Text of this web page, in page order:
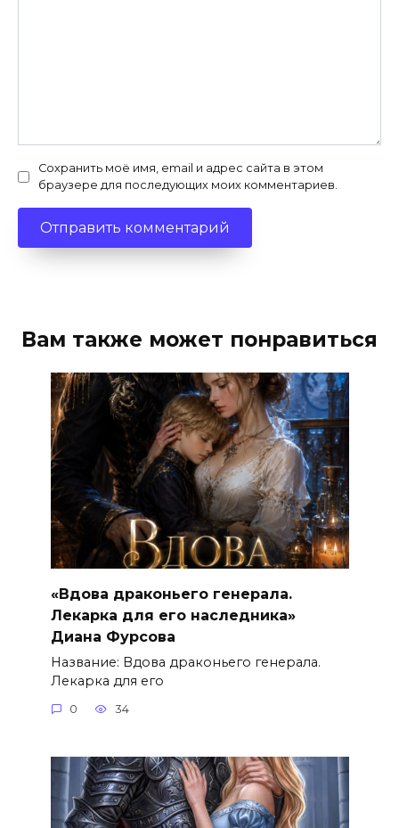
Сохранить моё имя, email и адрес сайта в этом
браузере для последующих моих комментариев.
Вам также может понравиться
«Вдова драконьего генерала.
Лекарка для его наследника»
Диана Фурсова
Название: Вдова драконьего генерала.
Лекарка для его
0 34